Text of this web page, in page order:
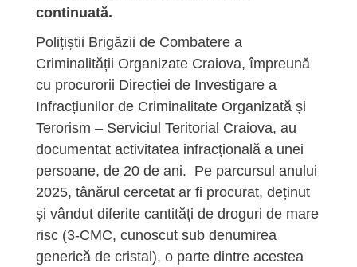
continuată.
Polițiștii Brigăzii de Combatere a
Criminalității Organizate Craiova, împreună
cu procurorii Direcției de Investigare a
Infracțiunilor de Criminalitate Organizată și
Terorism – Serviciul Teritorial Craiova, au
documentat activitatea infracțională a unei
persoane, de 20 de ani. Pe parcursul anului
2025, tânărul cercetat ar fi procurat, deținut
și vândut diferite cantități de droguri de mare
risc (3-CMC, cunoscut sub denumirea
generică de cristal), o parte dintre acestea